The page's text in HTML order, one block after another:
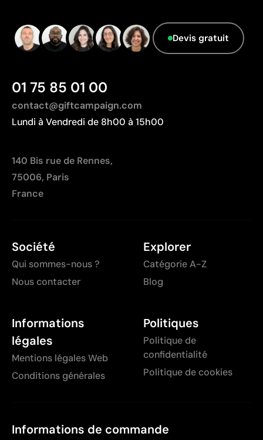
Devis gratuit
01 75 85 01 00
contact@giftcampaign.com
Lundi à Vendredi de 8h00 à 15h00
140 Bis rue de Rennes,
75006, Paris
France
Société
Qui sommes-nous ?
Nous contacter
Explorer
Catégorie A-Z
Blog
Informations
légales
Mentions légales Web
Conditions générales
Politiques
Politique de
confidentialité
Politique de cookies
Informations de commande